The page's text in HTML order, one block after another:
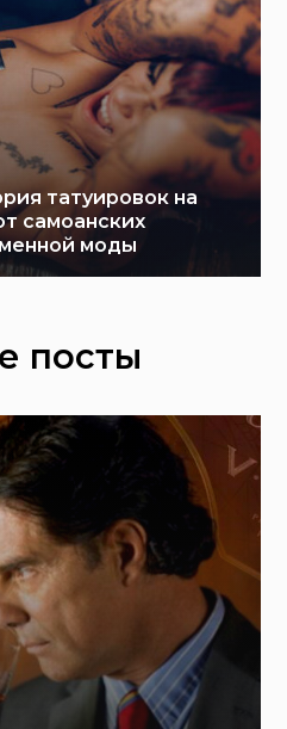
татуировок на
самоанских
моды
посты